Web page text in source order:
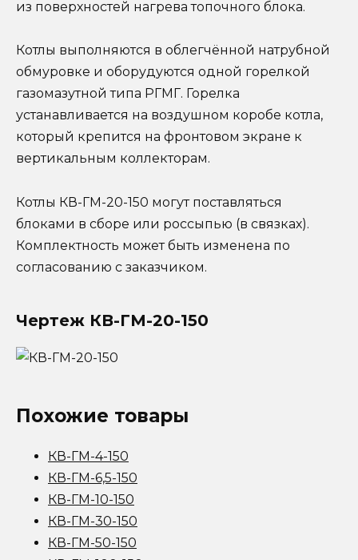
из поверхностей нагрева топочного блока.
Котлы выполняются в облегчённой натрубной
обмуровке и оборудуются одной горелкой
газомазутной типа РГМГ. Горелка
устанавливается на воздушном коробе котла,
который крепится на фронтовом экране к
вертикальным коллекторам.
Котлы КВ-ГМ-20-150 могут поставляться
блоками в сборе или россыпью (в связках).
Комплектность может быть изменена по
согласованию с заказчиком.
Чертеж КВ-ГМ-20-150
Похожие товары
КВ-ГМ-4-150
КВ-ГМ-6,5-150
КВ-ГМ-10-150
КВ-ГМ-30-150
КВ-ГМ-50-150